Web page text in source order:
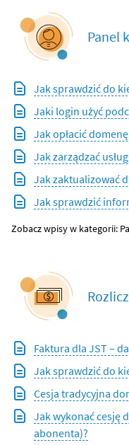
Panel
Jak sprawdzić do
Jaki login użyć
Jak opłacić
Jak zarządzać
Jak zaktualizować
Jak sprawdzić
Zobacz wpisy w kategorii:
Faktura dla JST –
Jak sprawdzić do
Cesja tradycyjna
Jak wykonać cesję
abonenta)?